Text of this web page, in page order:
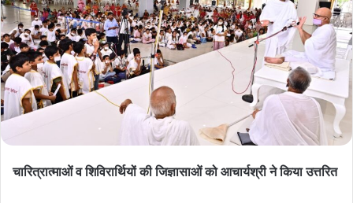
चारित्रात्माओं व शिविरार्थियों की जिज्ञासाओं को आचार्यश्री ने किया उत्तरित